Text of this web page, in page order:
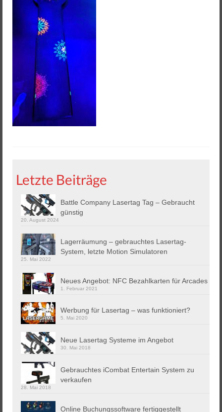
Helios 2 & 3
Helios Pro
Arena Zubehör
Lasergame Berlin GmbH
Game Card – NFC Kartenzahlung
Buchungssoftware
Arcade Automaten
Datenschutz
Letzte Beiträge
Battle Company Lasertag Tag – Gebraucht
günstig
20. August 2024
Lagerräumung – gebrauchtes Lasertag-
System, letzte Motion Simulatoren
25. Mai 2022
Neues Angebot: NFC Bezahlkarten für Arcades
1. Februar 2021
Werbung für Lasertag – was funktioniert?
5. Mai 2020
Neue Lasertag Systeme im Angebot
30. Mai 2018
Gebrauchtes iCombat Entertain System zu
verkaufen
28. Mai 2018
Online Buchungssoftware fertiggestellt